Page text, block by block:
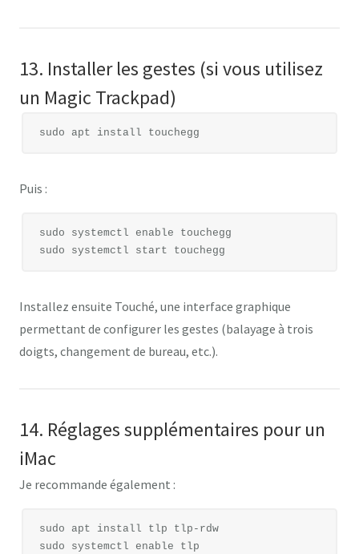
13. Installer les gestes (si vous utilisez
un Magic Trackpad)
Puis :
sudo systemctl enable touchegg
Installez ensuite Touché, une interface graphique
permettant de configurer les gestes (balayage à trois
doigts, changement de bureau, etc.).
14. Réglages supplémentaires pour un
iMac
Je recommande également :
sudo apt install tlp tlp-rdw